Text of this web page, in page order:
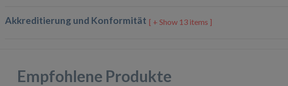
Akkreditierung und Konformität 13 items ]
Empfohlene Produkte